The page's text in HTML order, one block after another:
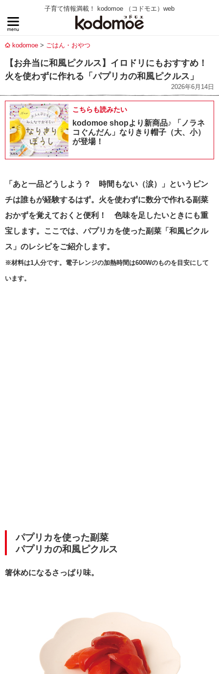
子育て情報満載！ kodomoe （コドモエ）web
kodomoe ごはん・おやつ
【お弁当に和風ピクルス】イロドリにもおすすめ！
火を使わずに作れる「パプリカの和風ピクルス」
2026年6月14日
こちらも読みたい
kodomoe shopより新商品♪ 「ノラネ
コぐんだん」なりきり帽子（大、小）
が登場！
「あと一品どうしよう？ 時間もない（涙）」というピン
チは誰もが経験するはず。火を使わずに数分で作れる副菜
おかずを覚えておくと便利！ 色味を足したいときにも重
宝します。ここでは、パプリカを使った副菜「和風ピクル
ス」のレシピをご紹介します。
※材料は1人分です。電子レンジの加熱時間は600Wのものを目安にして
います。
パプリカを使った副菜
パプリカの和風ピクルス
箸休めになるさっぱり味。